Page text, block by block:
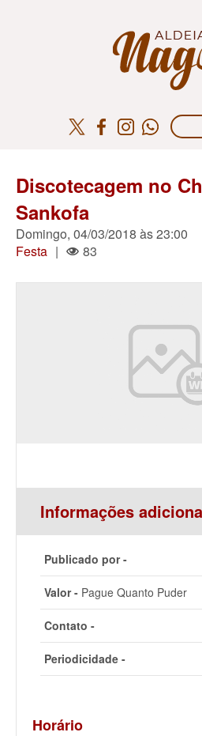
Discotecagem no
Sankofa
Domingo, 04/03/2018 às 23:00
Festa | 83
Informações
Publicado por -
Valor - Pague Quanto Puder
Contato -
Periodicidade -
Horário